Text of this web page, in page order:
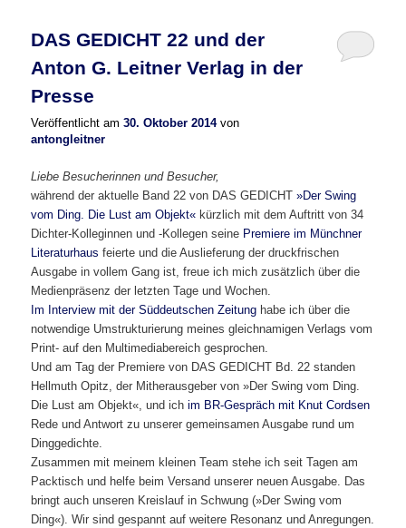
DAS GEDICHT 22 und der
Anton G. Leitner Verlag in der
Presse
Veröffentlicht am30. Oktober 2014 von
antongleitner
Liebe Besucherinnen und Besucher,
während der aktuelle Band 22 von DAS GEDICHT»Der Swing
vom Ding. Die Lust am Objekt« kürzlich mit dem Auftritt von 34
Dichter-Kolleginnen und -Kollegen seine Premiere im Münchner
Literaturhaus feierte und die Auslieferung der druckfrischen
Ausgabe in vollem Gang ist, freue ich mich zusätzlich über die
Medienpräsenz der letzten Tage und Wochen.
Im Interview mit der Süddeutschen Zeitung habe ich über die
notwendige Umstrukturierung meines gleichnamigen Verlags vom
Print- auf den Multimediabereich gesprochen.
Und am Tag der Premiere von DAS GEDICHT Bd. 22 standen
Hellmuth Opitz, der Mitherausgeber von »Der Swing vom Ding.
Die Lust am Objekt«, und ichim BR-Gespräch mit Knut Cordsen
Rede und Antwort zu unserer gemeinsamen Ausgabe rund um
Dinggedichte.
Zusammen mit meinem kleinen Team stehe ich seit Tagen am
Packtisch und helfe beim Versand unserer neuen Ausgabe. Das
bringt auch unseren Kreislauf in Schwung (»Der Swing vom
Ding«). Wir sind gespannt auf weitere Resonanz und Anregungen.